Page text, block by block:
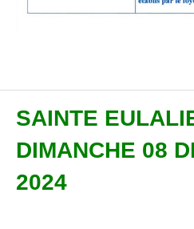
SAINTE
DIMANCHE 08
2024